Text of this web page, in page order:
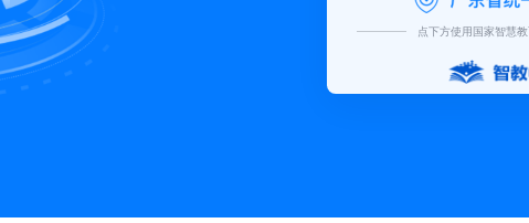
点下方使用国家智慧